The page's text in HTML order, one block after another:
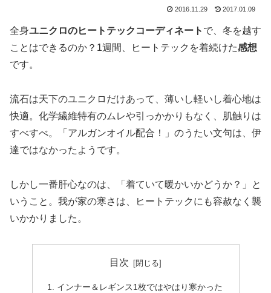
2016.11.29 2017.01.09
全身ユニクロのヒートテックコーディネート で、冬を越す
ことはできるのか？1週間、ヒートテックを着続けた感想
です。
流石は天下のユニクロだけあって、薄いし軽いし着心地は
快適。化学繊維特有のムレや引っかかりもなく、肌触りは
すべすべ。「アルガンオイル配合！」のうたい文句は、伊
達ではなかったようです。
しかし一番肝心なのは、「着ていて暖かいかどうか？」と
いうこと。我が家の寒さは、ヒートテックにも容赦なく襲
いかかりました。
目次
インナー＆レギンス1枚ではやはり寒かった